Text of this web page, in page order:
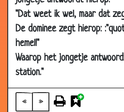
"Dat weet ik wel, maar dat
De dominee zegt hierop:
hemel!"
Waarop het jongetje
station."
« »
2002
29 Dec 2001 Haan
19 Dec 2001
10 Nov 2001
Zoontje van de baas
12 May
2000
12 May
Geloof